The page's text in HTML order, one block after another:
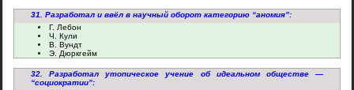
31. Разработал и ввёл в научный оборот категорию “аномия”:
Г. Лебон
Ч. Кули
В. Вундт
Э. Дюркгейм
32. Разработал утопическое учение об идеальном обществе —
“социократии”: